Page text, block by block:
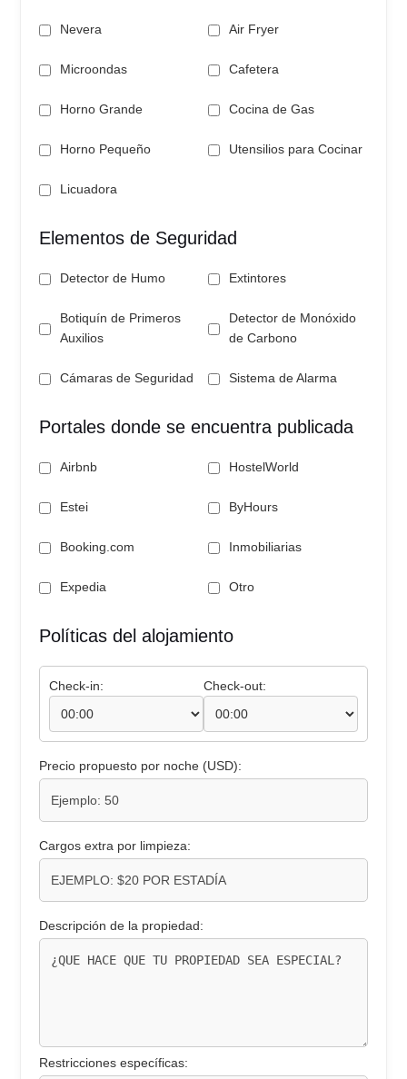
Nevera
Microondas
Horno Grande
Horno Pequeño
Licuadora
Air Fryer
Cafetera
Cocina de Gas
Utensilios para Cocinar
Elementos de Seguridad
Detector de Humo
Botiquín de Primeros
Auxilios
Cámaras de Seguridad
Extintores
Detector de Monóxido
de Carbono
Sistema de Alarma
Portales donde se encuentra publicada
Airbnb
Estei
Booking.com
Expedia
HostelWorld
ByHours
Inmobiliarias
Otro
Políticas del alojamiento
Check-in: Check-out:
Precio propuesto por noche (USD):
Cargos extra por limpieza:
Descripción de la propiedad:
Restricciones específicas: